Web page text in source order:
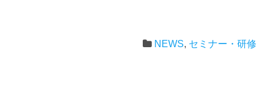
NEWS, セミナー・研修